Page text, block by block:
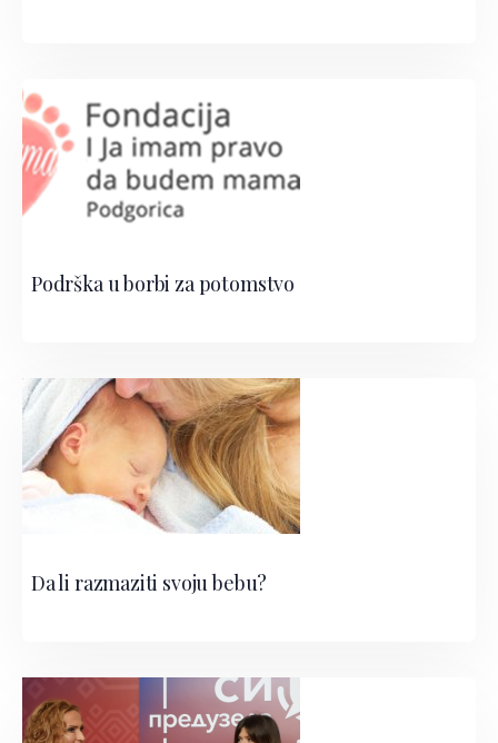
Podrška u borbi za potomstvo
Da li razmaziti svoju bebu?